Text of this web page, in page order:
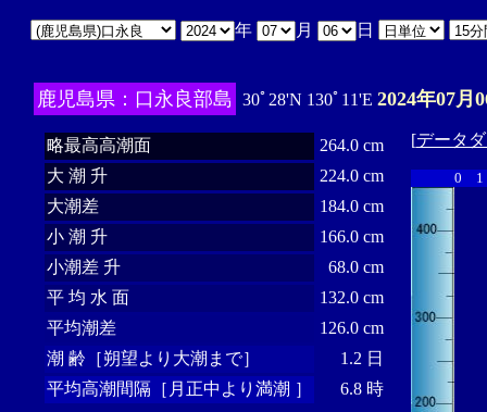
年 月 日
鹿児島県：口永良部島 30ﾟ28'N 130ﾟ11'E 2024年07月
略最高高潮面
264.0 cm
大 潮 升
224.0 cm
大潮差
184.0 cm
小 潮 升
166.0 cm
小潮差 升
68.0 cm
平 均 水 面
132.0 cm
平均潮差
126.0 cm
潮 齢［朔望より大潮まで］
1.2 日
平均高潮間隔［月正中より満潮 ］
6.8 時
[データ
0 1